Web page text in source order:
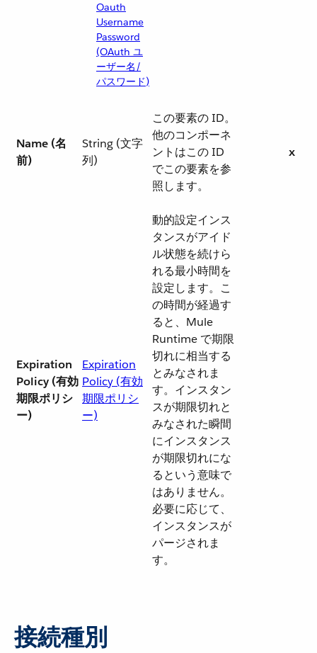
Oauth
Username
Password
(OAuth ユ
ーザー名/
パスワード)
Name (名
前)
String (文字
列)
この要素の ID。
他のコンポーネ
ントはこの ID
でこの要素を参
照します。
x
Expiration
Policy (有効
期限ポリシ
ー)
Expiration
Policy (有効
期限ポリシ
ー)
動的設定インス
タンスがアイド
ル状態を続けら
れる最小時間を
設定します。こ
の時間が経過す
ると、Mule
Runtime で期限
切れに相当する
とみなされま
す。インスタン
スが期限切れと
みなされた瞬間
にインスタンス
が期限切れにな
るという意味で
はありません。
必要に応じて、
インスタンスが
パージされま
す。
接続種別